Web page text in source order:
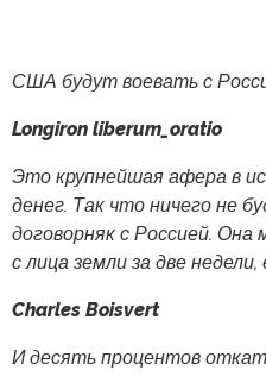
США будут воевать с
Longiron liberum_oratio
Это крупнейшая афера в
денег. Так что ничего не
договорняк с Россией.
с лица земли за две
Charles Boisvert
И десять процентов